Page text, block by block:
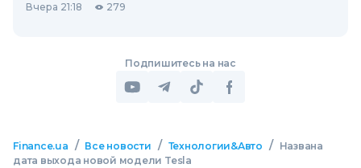
Вчера 21:18 279
Подпишитесь на нас
Finance.ua / Все новости / Технологии&Авто /
Названа
дата выхода новой модели Tesla